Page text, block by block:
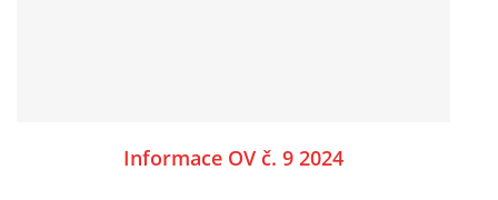
Informace OV č. 9 2024